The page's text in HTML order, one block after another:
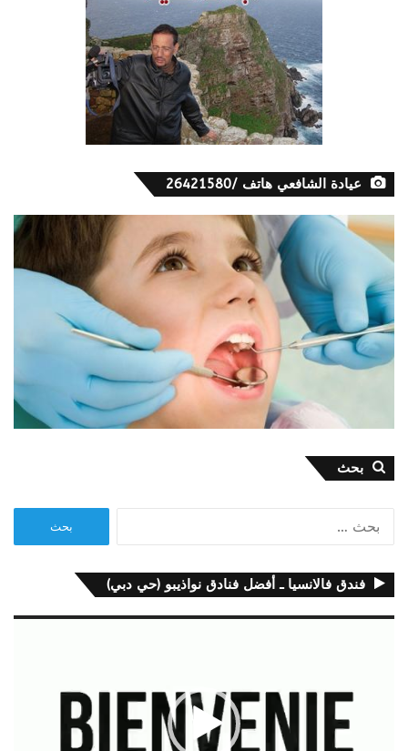
عيادة الشافعي هاتف /26421580
بحث
فندق فالانسيا ـ أفضل فنادق نواذيبو (حي دبي)